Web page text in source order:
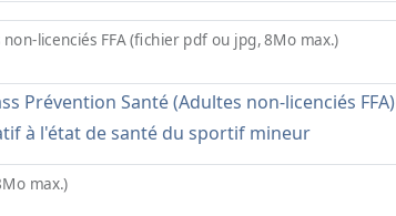
licenciés FFA (fichier pdf ou jpg, 8Mo max.)
Prévention Santé (Adultes non-licenciés FFA)
à l'état de santé du sportif mineur
max.)